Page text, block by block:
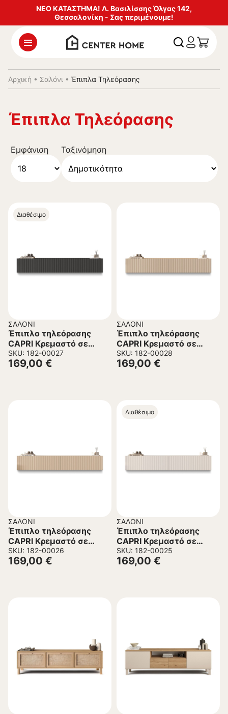
ΝΕΟ ΚΑΤΑΣΤΗΜΑ! Λ. Βασιλίσσης Όλγας 142,
Θεσσαλονίκη - Σας περιμένουμε!
Αρχική • Σαλόνι • Έπιπλα Τηλεόρασης
Έπιπλα Τηλεόρασης
Εμφάνιση Ταξινόμηση
Διαθέσιμο
ΣΑΛΌΝΙ
Έπιπλο τηλεόρασης
CAPRI Κρεμαστό σε
Ανθρακί χρώμα
180x32x30εκ.
SKU: 182-00027
169,00 €
ΣΑΛΌΝΙ
Έπιπλο τηλεόρασης
CAPRI Κρεμαστό σε
Κασμίρ – Δρύς χρώμα
180x32x30εκ.
SKU: 182-00028
169,00 €
ΣΑΛΌΝΙ
Έπιπλο τηλεόρασης
CAPRI Κρεμαστό σε
Κασμίρ χρώμα
180x32x30εκ.
SKU: 182-00026
169,00 €
Διαθέσιμο
ΣΑΛΌΝΙ
Έπιπλο τηλεόρασης
CAPRI Κρεμαστό σε
Λευκό χρώμα
180x32x30εκ.
SKU: 182-00025
169,00 €